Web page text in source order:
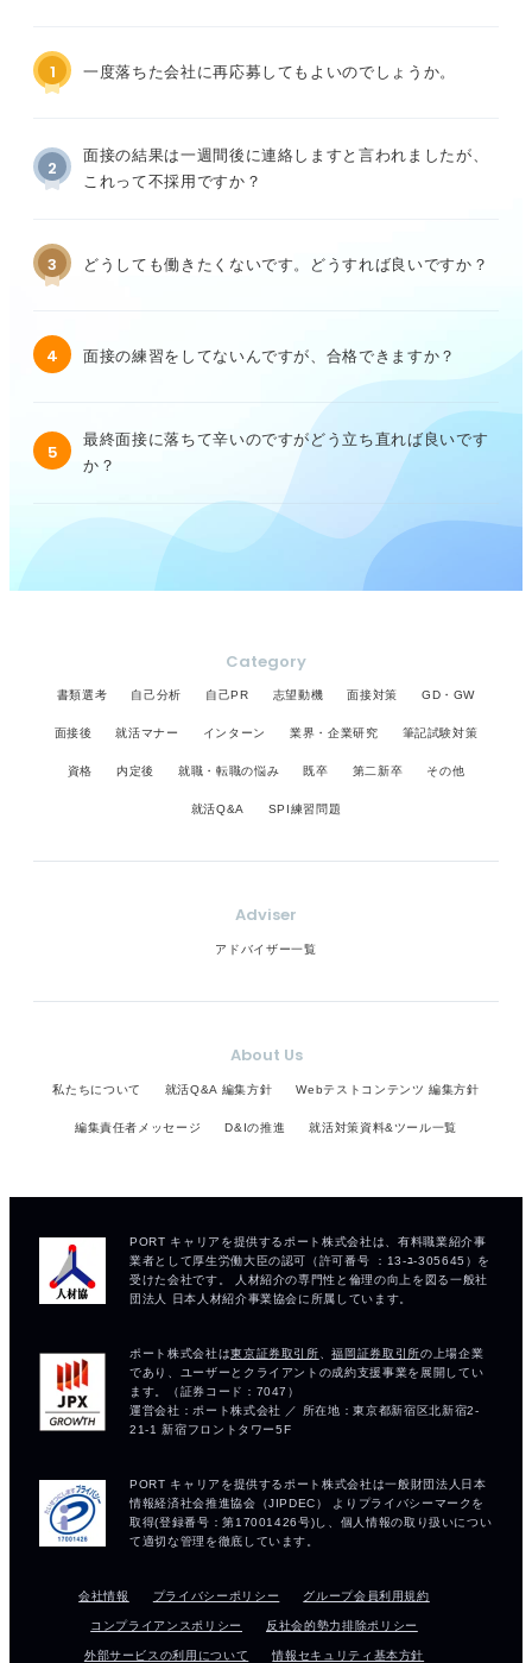
1 一度落ちた会社に再応募してもよいのでしょうか。
2
面接の結果は一週間後に連絡しますと言われましたが、
これって不採用ですか？
3 どうしても働きたくないです。どうすれば良いですか？
4 面接の練習をしてないんですが、合格できますか？
5
最終面接に落ちて辛いのですがどう立ち直れば良いです
か？
Category
書類選考 自己分析 自己PR 志望動機 面接対策 GD・GW
面接後 就活マナー インターン 業界・企業研究 筆記試験対策
資格 内定後 就職・転職の悩み 既卒 第二新卒 その他
就活Q&A SPI練習問題
Adviser
アドバイザー一覧
About Us
私たちについて 就活Q&A 編集方針 Webテストコンテンツ 編集方針
編集責任者メッセージ D&Iの推進 就活対策資料&ツール一覧
会社情報 プライバシーポリシー グループ会員利用規約
コンプライアンスポリシー 反社会的勢力排除ポリシー
外部サービスの利用について 情報セキュリティ基本方針